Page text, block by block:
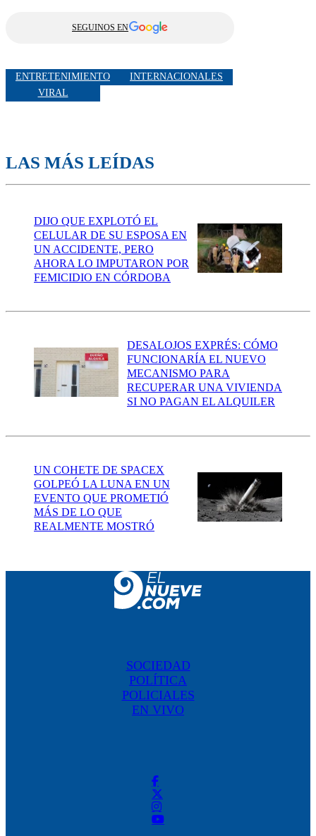
SEGUINOS EN
ENTRETENIMIENTO
INTERNACIONALES
VIRAL
LAS MÁS LEÍDAS
DIJO QUE EXPLOTÓ EL
CELULAR DE SU ESPOSA EN
UN ACCIDENTE, PERO
AHORA LO IMPUTARON POR
FEMICIDIO EN CÓRDOBA
DESALOJOS EXPRÉS: CÓMO
FUNCIONARÍA EL NUEVO
MECANISMO PARA
RECUPERAR UNA VIVIENDA
SI NO PAGAN EL ALQUILER
UN COHETE DE SPACEX
GOLPEÓ LA LUNA EN UN
EVENTO QUE PROMETIÓ
MÁS DE LO QUE
REALMENTE MOSTRÓ
SOCIEDAD
POLÍTICA
POLICIALES
EN VIVO